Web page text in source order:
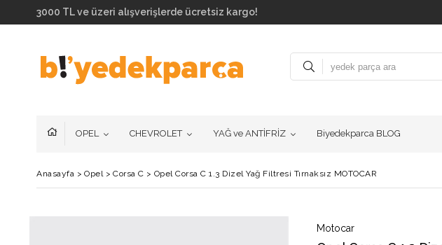
3000 TL ve üzeri alışverişlerde ücretsiz kargo!
OPEL CHEVROLET YAĞ ve ANTİFRİZ Biyedekparca BLOG
Anasayfa > Opel> Corsa C > Opel Corsa C 1.3 Dizel Yağ Filtresi Tırnaksız MOTOCAR
Motocar